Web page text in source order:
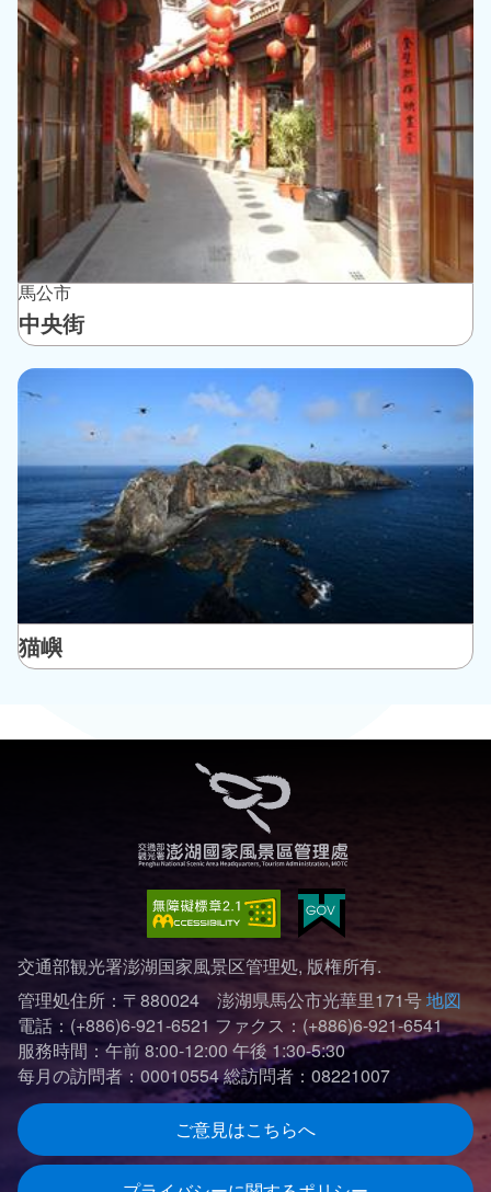
馬公市
中央街
猫嶼
交通部観光署澎湖国家風景区管理処, 版権所有.
管理処住所：〒880024 澎湖県馬公市光華里171号地図
電話：(+886)6-921-6521 ファクス：(+886)6-921-6541
服務時間：午前 8:00-12:00 午後 1:30-5:30
每月の訪問者：00010554総訪問者：08221007
ご意見はこちらへ